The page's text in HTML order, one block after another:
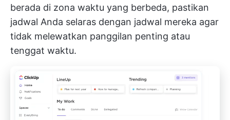
berada di zona waktu yang berbeda, pastikan
jadwal Anda selaras dengan jadwal mereka agar
tidak melewatkan panggilan penting atau
tenggat waktu.